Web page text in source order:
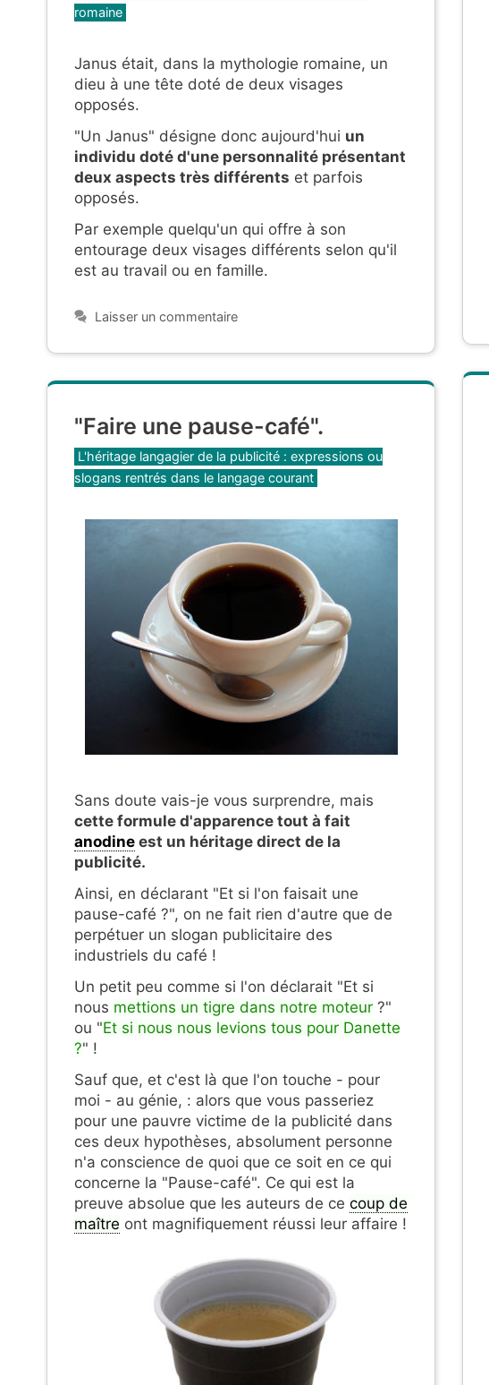
romaine
Janus était, dans la mythologie romaine, un
dieu à une tête doté de deux visages
opposés.
"Un Janus" désigne donc aujourd'hui un
individu doté d'une personnalité présentant
deux aspects très différents et parfois
opposés.
Par exemple quelqu'un qui offre à son
entourage deux visages différents selon qu'il
est au travail ou en famille.
Laisser un commentaire
"Faire une pause-café".
Catégories
L'héritage langagier de la publicité : expressions ou
slogans rentrés dans le langage courant
Sans doute vais-je vous surprendre, mais
cette formule d'apparence tout à fait
anodine est un héritage direct de la
publicité.
Ainsi, en déclarant "Et si l'on faisait une
pause-café ?", on ne fait rien d'autre que de
perpétuer un slogan publicitaire des
industriels du café !
Un petit peu comme si l'on déclarait "Et si
nous mettions un tigre dans notre moteur ?"
ou "Et si nous nous levions tous pour Danette
?" !
Sauf que, et c'est là que l'on touche - pour
moi - au génie, : alors que vous passeriez
pour une pauvre victime de la publicité dans
ces deux hypothèses, absolument personne
n'a conscience de quoi que ce soit en ce qui
concerne la "Pause-café". Ce qui est la
preuve absolue que les auteurs de ce coup de
maître ont magnifiquement réussi leur affaire !